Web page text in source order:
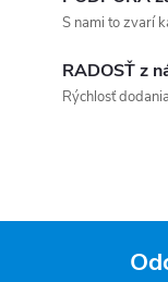
S nami to zvarí
RADOSŤ z
Rýchlosť